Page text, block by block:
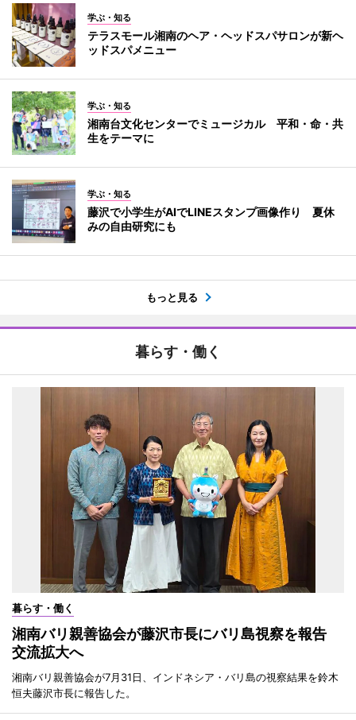
学ぶ・知る
テラスモール湘南のヘア・ヘッドスパサロンが新ヘ
ッドスパメニュー
学ぶ・知る
湘南台文化センターでミュージカル 平和・命・共
生をテーマに
学ぶ・知る
藤沢で小学生がAIでLINEスタンプ画像作り 夏休
みの自由研究にも
もっと見る
暮らす・働く
暮らす・働く
湘南バリ親善協会が藤沢市長にバリ島視察を報告
交流拡大へ
湘南バリ親善協会が7月31日、インドネシア・バリ島の視察結果を鈴木
恒夫藤沢市長に報告した。